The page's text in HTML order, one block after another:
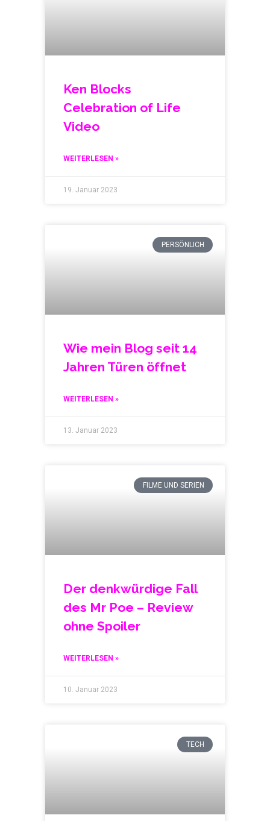
Ken Blocks
Celebration of Life
Video
WEITERLESEN »
19. Januar 2023
PERSÖNLICH
Wie mein Blog seit 14
Jahren Türen öffnet
WEITERLESEN »
13. Januar 2023
FILME UND SERIEN
Der denkwürdige Fall
des Mr Poe – Review
ohne Spoiler
WEITERLESEN »
10. Januar 2023
TECH